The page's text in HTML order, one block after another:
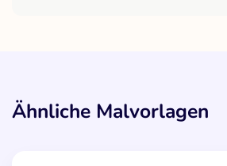
Ähnliche Malvorlagen